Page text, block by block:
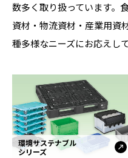
数多く取り扱っています。
資材・物流資材・産業用資
種多様なニーズにお応えし
環境サステナブル
シリーズ